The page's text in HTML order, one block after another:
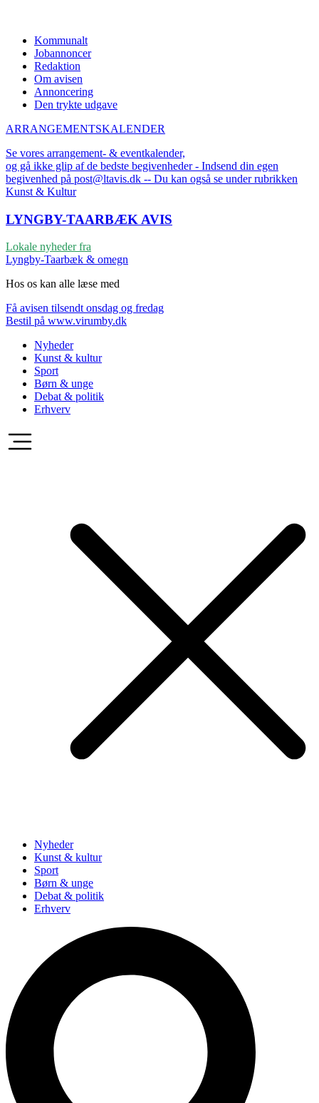
Kommunalt
Jobannoncer
Redaktion
Om avisen
Annoncering
Den trykte udgave
ARRANGEMENTSKALENDER
Se vores arrangement- & eventkalender,
og gå ikke glip af de bedste begivenheder - Indsend din egen
begivenhed på post@ltavis.dk -- Du kan også se under rubrikken
Kunst & Kultur
LYNGBY-TAARBÆK AVIS
Lokale nyheder fra
Lyngby-Taarbæk & omegn
Hos os kan alle læse med
Få avisen tilsendt onsdag og fredag
Bestil på www.virumby.dk
Nyheder
Kunst & kultur
Sport
Børn & unge
Debat & politik
Erhverv
Nyheder
Kunst & kultur
Sport
Børn & unge
Debat & politik
Erhverv